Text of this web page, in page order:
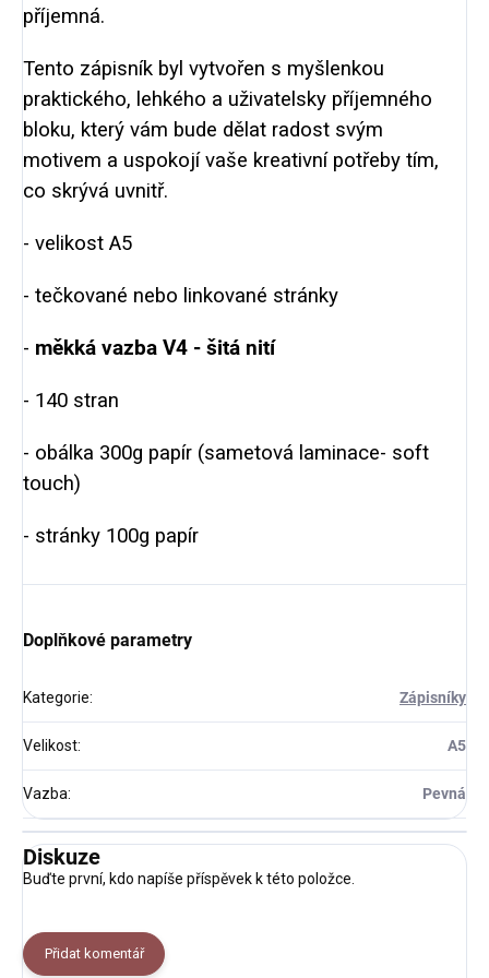
příjemná.
Tento zápisník byl vytvořen s myšlenkou
praktického, lehkého a uživatelsky příjemného
bloku, který vám bude dělat radost svým
motivem a uspokojí vaše kreativní potřeby tím,
co skrývá uvnitř.
- velikost A5
- tečkované nebo linkované stránky
- měkká vazba V4 - šitá nití
- 140 stran
- obálka 300g papír (sametová laminace- soft
touch)
- stránky 100g papír
Doplňkové parametry
Kategorie: Zápisníky
Velikost: A5
Vazba: Pevná
Diskuze
Buďte první, kdo napíše příspěvek k této položce.
Přidat komentář